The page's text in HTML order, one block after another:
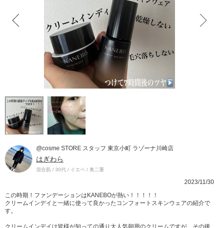
@cosme STORE スタッフ 東京小町 ラゾーナ川崎店
はぎわら
混合肌 / 30代 / イエベ / 奥二重
2023/11/30
この時期！ファンデーションはKANEBOが熱い！！！！！
クリームインデイと一緒に使って良かったコンフォートスキンウェアの紹介で
す。